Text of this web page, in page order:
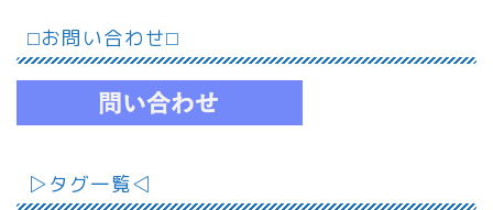
⬜︎お問い合わせ⬜︎
▷タグ一覧◁